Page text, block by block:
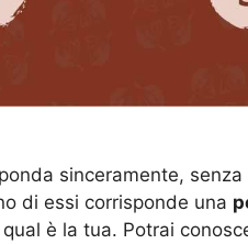
sinceramente, senza
di essi corrisponde una
è la tua. Potrai